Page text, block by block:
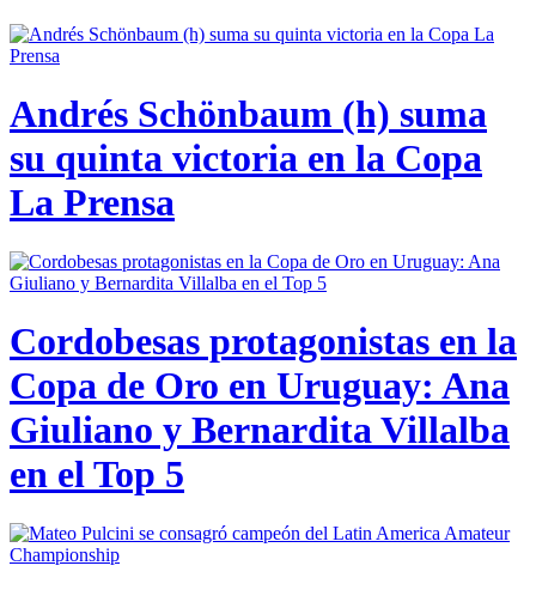
Andrés Schönbaum (h) suma
su quinta victoria en la Copa
La Prensa
Cordobesas protagonistas en la
Copa de Oro en Uruguay: Ana
Giuliano y Bernardita Villalba
en el Top 5